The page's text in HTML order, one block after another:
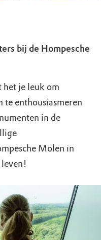
bij de Hompesche
je leuk om
te enthousiasmeren
in de
Molen in